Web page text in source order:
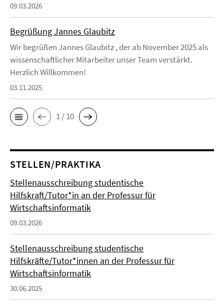
09.03.2026
Begrüßung Jannes Glaubitz
Wir begrüßen Jannes Glaubitz , der ab November 2025 als
wissenschaftlicher Mitarbeiter unser Team verstärkt.
Herzlich Willkommen!
03.11.2025
1 / 10
STELLEN/PRAKTIKA
Stellenausschreibung studentische
Hilfskraft/Tutor*in an der Professur für
Wirtschaftsinformatik
09.03.2026
Stellenausschreibung studentische
Hilfskräfte/Tutor*innen an der Professur für
Wirtschaftsinformatik
30.06.2025